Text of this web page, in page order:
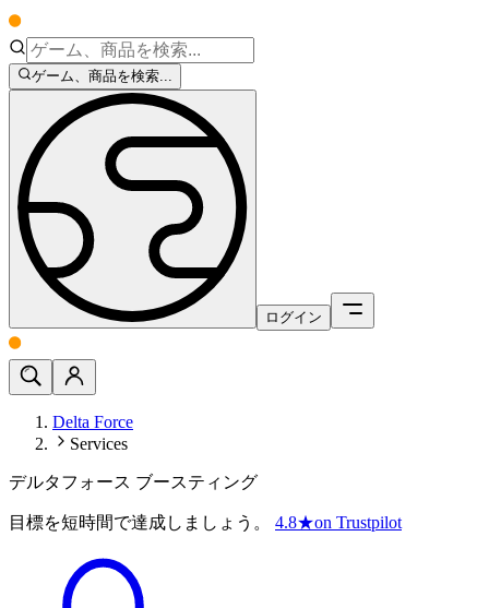
ゲーム、商品を検索...
ログイン
Delta Force
Services
デルタフォース ブースティング
目標を短時間で達成しましょう。 4.8★on Trustpilot